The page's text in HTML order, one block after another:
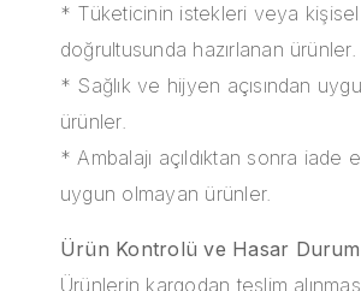
* Tüketicinin istekleri veya kişisel
doğrultusunda hazırlanan ürünler.
* Sağlık ve hijyen açısından
ürünler.
* Ambalajı açıldıktan sonra iade
uygun olmayan ürünler.
Ürün Kontrolü ve Hasar
Ürünlerin kargodan teslim